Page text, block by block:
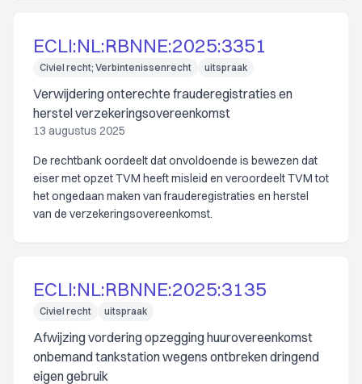
ECLI:NL:RBNNE:2025:3351
Civiel recht; Verbintenissenrecht uitspraak
Verwijdering onterechte frauderegistraties en
herstel verzekeringsovereenkomst
13 augustus 2025
De rechtbank oordeelt dat onvoldoende is bewezen dat
eiser met opzet TVM heeft misleid en veroordeelt TVM tot
het ongedaan maken van frauderegistraties en herstel
van de verzekeringsovereenkomst.
ECLI:NL:RBNNE:2025:3135
Civiel recht uitspraak
Afwijzing vordering opzegging huurovereenkomst
onbemand tankstation wegens ontbreken dringend
eigen gebruik